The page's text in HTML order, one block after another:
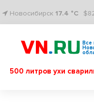
Новосибирск 17.4 °C
Все
500 литров ухи